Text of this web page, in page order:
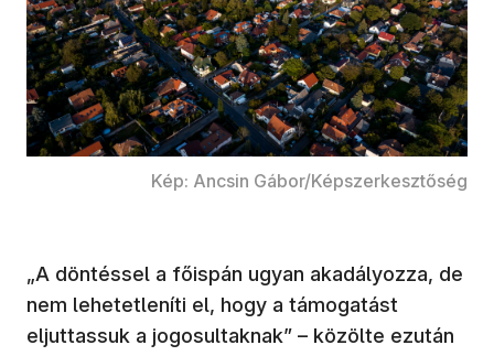
Kép: Ancsin Gábor/Képszerkesztőség
„A döntéssel a főispán ugyan akadályozza, de
nem lehetetleníti el, hogy a támogatást
eljuttassuk a jogosultaknak” – közölte ezután